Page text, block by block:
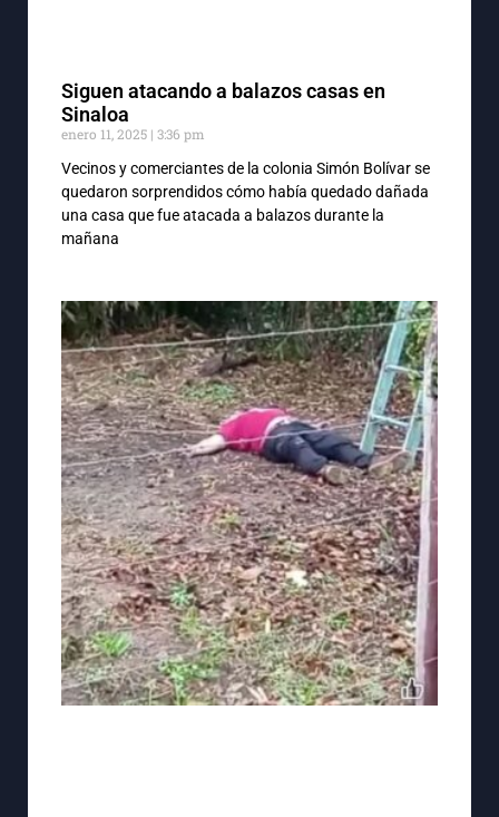
Siguen atacando a balazos casas en
Sinaloa
enero 11, 2025 3:36 pm
Vecinos y comerciantes de la colonia Simón Bolívar se
quedaron sorprendidos cómo había quedado dañada
una casa que fue atacada a balazos durante la
mañana